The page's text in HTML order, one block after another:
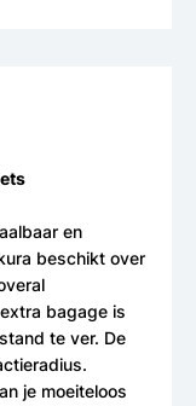
en
beschikt over
bagage is
te ver. De
je moeiteloos